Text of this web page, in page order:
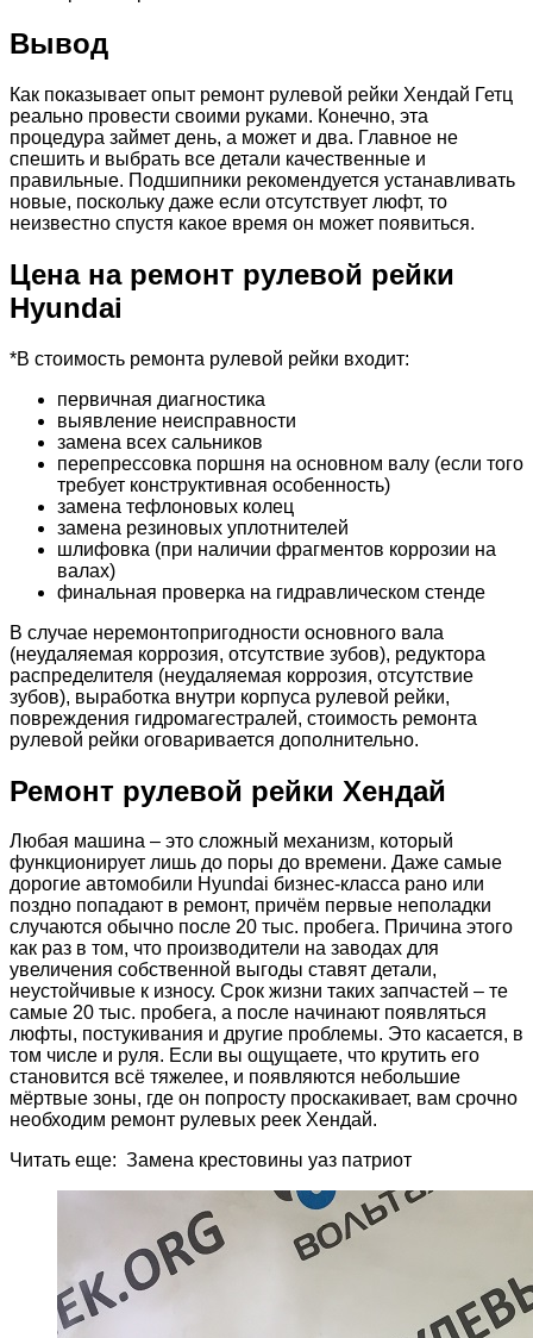
Вывод
Как показывает опыт ремонт рулевой рейки Хендай Гетц
реально провести своими руками. Конечно, эта
процедура займет день, а может и два. Главное не
спешить и выбрать все детали качественные и
правильные. Подшипники рекомендуется устанавливать
новые, поскольку даже если отсутствует люфт, то
неизвестно спустя какое время он может появиться.
Цена на ремонт рулевой рейки
Hyundai
*В стоимость ремонта рулевой рейки входит:
первичная диагностика
выявление неисправности
замена всех сальников
перепрессовка поршня на основном валу (если того
требует конструктивная особенность)
замена тефлоновых колец
замена резиновых уплотнителей
шлифовка (при наличии фрагментов коррозии на
валах)
финальная проверка на гидравлическом стенде
В случае неремонтопригодности основного вала
(неудаляемая коррозия, отсутствие зубов), редуктора
распределителя (неудаляемая коррозия, отсутствие
зубов), выработка внутри корпуса рулевой рейки,
повреждения гидромагестралей, стоимость ремонта
рулевой рейки оговаривается дополнительно.
Ремонт рулевой рейки Хендай
Любая машина – это сложный механизм, который
функционирует лишь до поры до времени. Даже самые
дорогие автомобили Hyundai бизнес-класса рано или
поздно попадают в ремонт, причём первые неполадки
случаются обычно после 20 тыс. пробега. Причина этого
как раз в том, что производители на заводах для
увеличения собственной выгоды ставят детали,
неустойчивые к износу. Срок жизни таких запчастей – те
самые 20 тыс. пробега, а после начинают появляться
люфты, постукивания и другие проблемы. Это касается, в
том числе и руля. Если вы ощущаете, что крутить его
становится всё тяжелее, и появляются небольшие
мёртвые зоны, где он попросту проскакивает, вам срочно
необходим ремонт рулевых реек Хендай.
Читать еще: Замена крестовины уаз патриот